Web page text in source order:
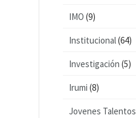
IMO (9)
Institucional(64)
Investigación (5)
Irumi (8)
Jovenes Talentos